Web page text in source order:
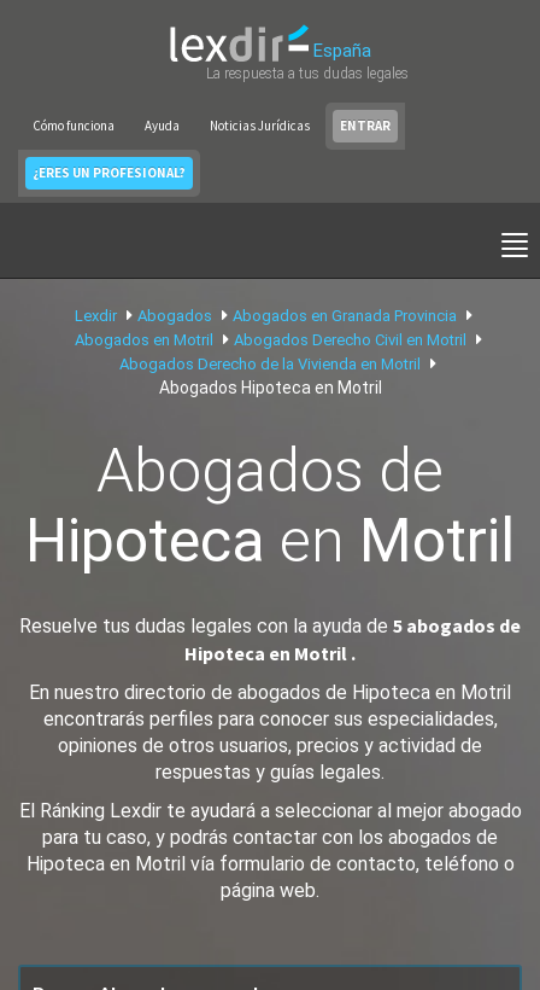
España
La respuesta a tus dudas legales
Cómo funciona Ayuda Noticias Jurídicas ENTRAR
¿ERES UN PROFESIONAL?
Lexdir Abogados
Abogados en Granada Provincia
Abogados en Motril
Abogados Derecho Civil en Motril
Abogados Derecho de la Vivienda en Motril
Abogados Hipoteca en Motril
Abogados de
Hipoteca en Motril
Resuelve tus dudas legales con la ayuda de 5 abogados de
Hipoteca en Motril .
En nuestro directorio de abogados de Hipoteca en Motril
encontrarás perfiles para conocer sus especialidades,
opiniones de otros usuarios, precios y actividad de
respuestas y guías legales.
El Ránking Lexdir te ayudará a seleccionar al mejor abogado
para tu caso, y podrás contactar con los abogados de
Hipoteca en Motril vía formulario de contacto, teléfono o
página web.